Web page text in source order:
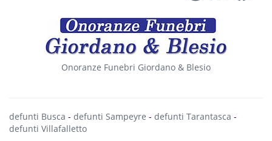
Onoranze Funebri Giordano & Blesio
defunti Busca - defunti Sampeyre - defunti Tarantasca -
defunti Villafalletto